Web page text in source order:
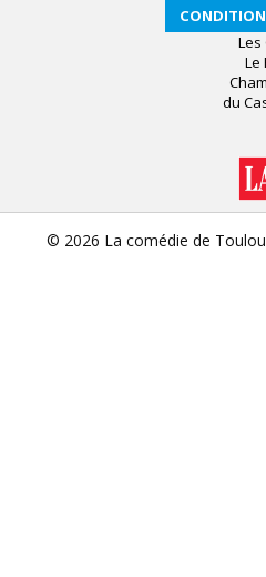
Les
Le
du
© 2026 La comédie de